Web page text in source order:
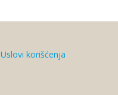
Uslovi korišćenja